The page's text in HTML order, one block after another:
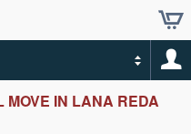
MOVE IN LANA REDA